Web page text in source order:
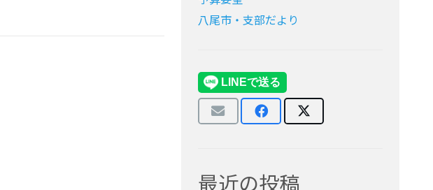
八尾市・支部だより
最近の投稿